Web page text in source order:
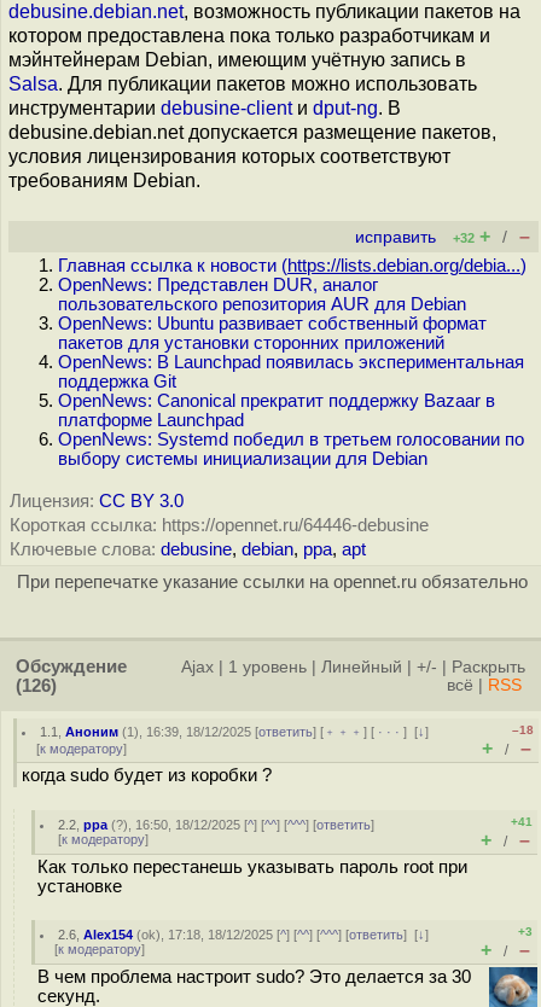
debusine.debian.net, возможность публикации пакетов на
котором предоставлена пока только разработчикам и
мэйнтейнерам Debian, имеющим учётную запись в
Salsa. Для публикации пакетов можно использовать
инструментарии debusine-clientи dput-ng. В
debusine.debian.net допускается размещение пакетов,
условия лицензирования которых соответствуют
требованиям Debian.
исправить +32 + / –
Главная ссылка к новости (https://lists.debian.org/debia...)
OpenNews: Представлен DUR, аналог
пользовательского репозитория AUR для Debian
OpenNews: Ubuntu развивает собственный формат
пакетов для установки сторонних приложений
OpenNews: В Launchpad появилась экспериментальная
поддержка Git
OpenNews: Canonical прекратит поддержку Bazaar в
платформе Launchpad
OpenNews: Systemd победил в третьем голосовании по
выбору системы инициализации для Debian
Лицензия: CC BY 3.0
Короткая ссылка: https://opennet.ru/64446-debusine
Ключевые слова: debusine, debian, ppa, apt
При перепечатке указание ссылки на opennet.ru обязательно
Обсуждение
(126)
Ajax 1 уровень Линейный +/-
Раскрыть
всё
RSS
1.1 ,Аноним (1), 16:39, 18/12/2025 [ответить] [ ﹢﹢﹢] [ · · ·][↓]
[к модератору]
–18
+ / –
когда sudo будет из коробки ?
2.2 ,ppa (?), 16:50, 18/12/2025 [^] [^^] [^^^] [ответить]
[к модератору]
+41
+ / –
Как только перестанешь указывать пароль root при
установке
2.6 ,Alex154 (ok), 17:18, 18/12/2025 [^] [^^] [^^^] [ответить][↓]
[к модератору]
+3
+ / –
В чем проблема настроит sudo? Это делается за 30
секунд.